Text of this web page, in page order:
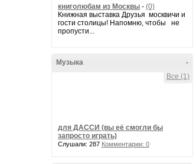
книголюбам из Москвы - (0)
Книжная выставка Друзья москвичи и
гости столицы! Напомню, чтобы не
пропусти...
-
Музыка
Все (1)
для ДАССИ (вы её смогли бы
запросто играть)
Слушали: 287 Комментарии: 0